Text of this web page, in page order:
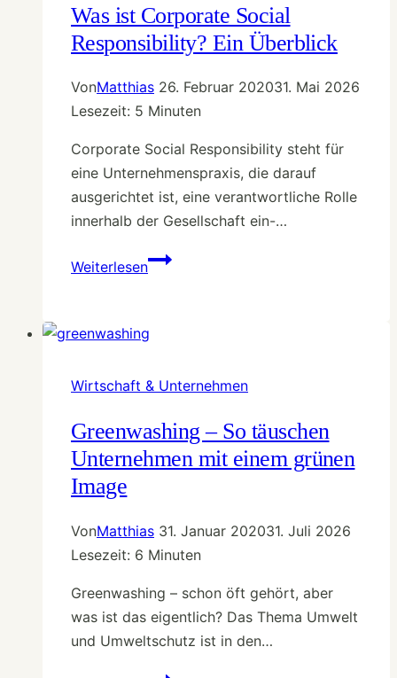
Corona-
Krise
zu
unterstützen
Was ist Corporate Social
Responsibility? Ein Überblick
VonMatthias 26. Februar 202031. Mai 2026
Lesezeit: 5 Minuten
Corporate Social Responsibility steht für
eine Unternehmenspraxis, die darauf
ausgerichtet ist, eine verantwortliche Rolle
innerhalb der Gesellschaft ein-…
WeiterlesenWas
Social
Ein
Wirtschaft & Unternehmen
Greenwashing – So täuschen
Unternehmen mit einem grünen
Image
VonMatthias 31. Januar 202031. Juli 2026
Lesezeit: 6 Minuten
Greenwashing – schon öft gehört, aber
was ist das eigentlich? Das Thema Umwelt
und Umweltschutz ist in den…